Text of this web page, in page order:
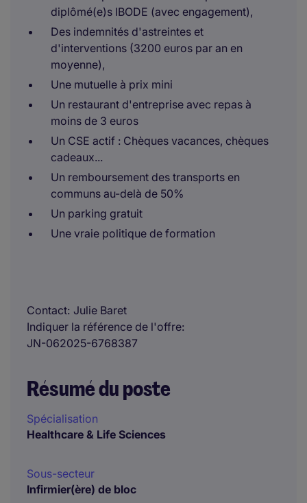
diplômé(e)s IBODE (avec engagement),
Des indemnités d'astreintes et
d'interventions (3200 euros par an en
moyenne),
Une mutuelle à prix mini
Un restaurant d'entreprise avec repas à
moins de 3 euros
Un CSE actif : Chèques vacances, chèques
cadeaux...
Un remboursement des transports en
communs au-delà de 50%
Un parking gratuit
Une vraie politique de formation
Contact Julie Baret
Indiquer la référence de l'offre
JN-062025-6768387
Résumé du poste
Spécialisation
Healthcare & Life Sciences
Sous-secteur
Infirmier(ère) de bloc